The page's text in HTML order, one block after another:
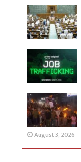
August 3, 2026